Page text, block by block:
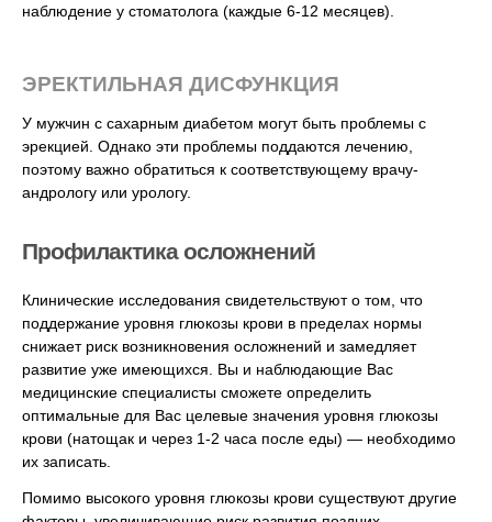
наблюдение у стоматолога (каждые 6-12 месяцев).
ЭРЕКТИЛЬНАЯ ДИСФУНКЦИЯ
У мужчин с сахарным диабетом могут быть проблемы с
эрекцией. Однако эти проблемы поддаются лечению,
поэтому важно обратиться к соответствующему врачу-
андрологу или урологу.
Профилактика осложнений
Клинические исследования свидетельствуют о том, что
поддержание уровня глюкозы крови в пределах нормы
снижает риск возникновения осложнений и замедляет
развитие уже имеющихся. Вы и наблюдающие Вас
медицинские специалисты сможете определить
оптимальные для Вас целевые значения уровня глюкозы
крови (натощак и через 1-2 часа после еды) — необходимо
их записать.
Помимо высокого уровня глюкозы крови существуют другие